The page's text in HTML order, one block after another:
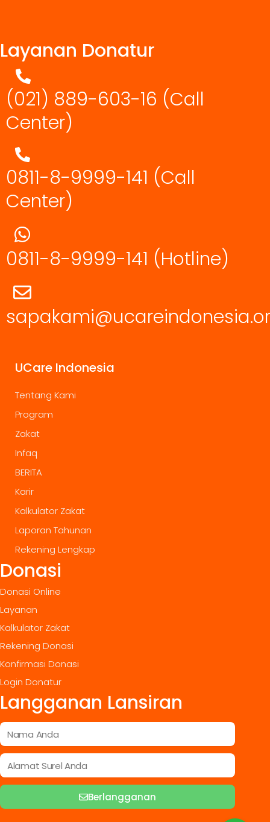
Layanan Donatur
(021) 889-603-16 (Call
Center)
0811-8-9999-141 (Call
Center)
0811-8-9999-141 (Hotline)
UCare Indonesia
Tentang Kami
Program
Zakat
Infaq
BERITA
Karir
Kalkulator Zakat
Laporan Tahunan
Rekening Lengkap
Donasi
Donasi Online
Layanan
Kalkulator Zakat
Rekening Donasi
Konfirmasi Donasi
Login Donatur
Langganan Lansiran
Berlangganan